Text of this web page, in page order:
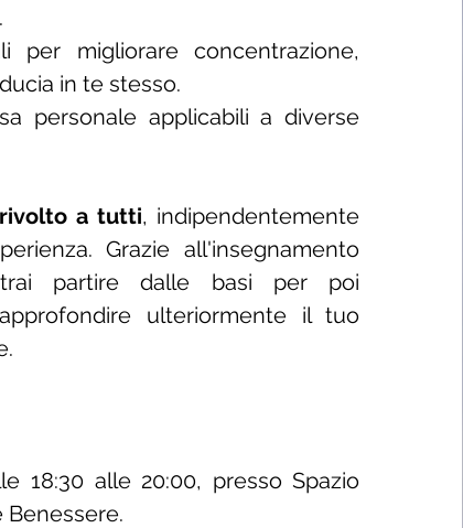
per migliorare concentrazione,
in te stesso.
personale applicabili a diverse
rivolto a tutti, indipendentemente
Grazie all'insegnamento
partire dalle basi per poi
ulteriormente il tuo
18:30 alle 20:00, presso Spazio
Benessere.